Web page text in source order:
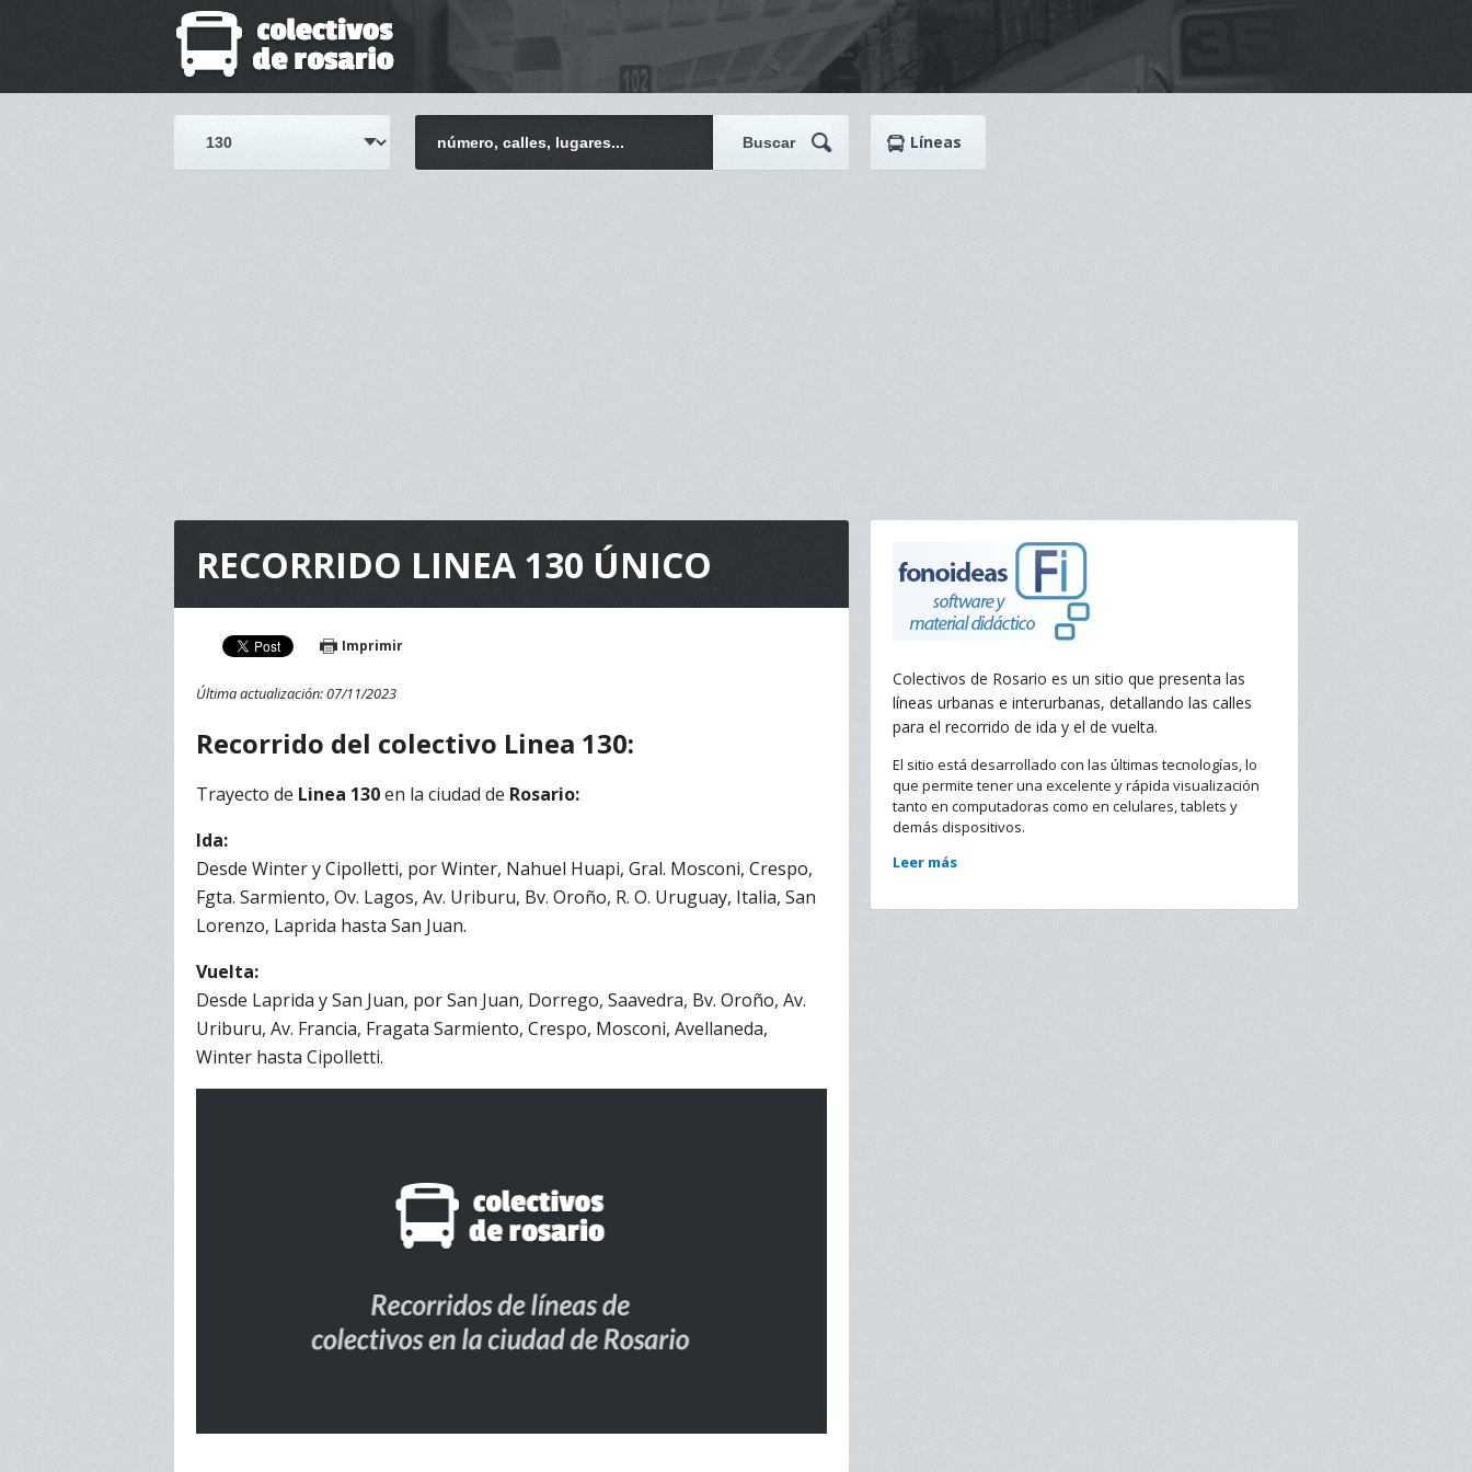
Líneas
RECORRIDO LINEA 130 ÚNICO
Imprimir
Última actualización: 07/11/2023
Recorrido del colectivo Linea 130:
Trayecto de Linea 130en la ciudad de Rosario:
Ida:
Desde Winter y Cipolletti, por Winter, Nahuel Huapi, Gral. Mosconi, Crespo,
Fgta. Sarmiento, Ov. Lagos, Av. Uriburu, Bv. Oroño, R. O. Uruguay, Italia, San
Lorenzo, Laprida hasta San Juan.
Vuelta:
Desde Laprida y San Juan, por San Juan, Dorrego, Saavedra, Bv. Oroño, Av.
Uriburu, Av. Francia, Fragata Sarmiento, Crespo, Mosconi, Avellaneda,
Winter hasta Cipolletti.
Colectivos de Rosario es un sitio que presenta las
líneas urbanas e interurbanas, detallando las calles
para el recorrido de ida y el de vuelta.
El sitio está desarrollado con las últimas tecnologías, lo
que permite tener una excelente y rápida visualización
tanto en computadoras como en celulares, tablets y
demás dispositivos.
Leer más